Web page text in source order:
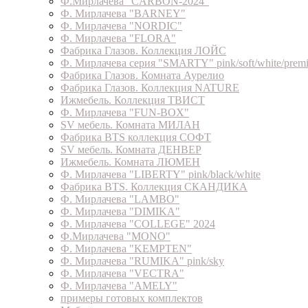
Ф. Мирлачева "BARNEY"
Ф. Мирлачева "NORDIC"
Ф. Мирлачева "FLORA"
Фабрика Глазов. Коллекция ЛОЙС
Ф. Мирлачева серия "SMARTY" pink/soft/white/
Фабрика Глазов. Комната Аурелио
Фабрика Глазов. Коллекция NATURE
Ижмебель. Коллекция ТВИСТ
Ф. Мирлачева "FUN-BOX"
SV мебель. Комната МИЛАН
Фабрика BTS коллекция СОФТ
SV мебель. Комната ДЕНВЕР
Ижмебель. Комната ЛЮМЕН
Ф. Мирлачева "LIBERTY" pink/black/white
Фабрика BTS. Коллекция СКАНДИКА
Ф. Мирлачева "LAMBO"
Ф. Мирлачева "DIMIKA"
Ф. Мирлачева "COLLEGE" 2024
Ф.Мирлачева "MONO"
Ф. Мирлачева "KEMPTEN"
Ф. Мирлачева "RUMIKA" pink/sky
Ф. Мирлачева "VECTRA"
Ф. Мирлачева "AMELY"
примеры готовых комплектов